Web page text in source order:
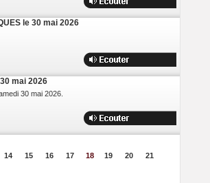
le 30 mai 2026
mai 2026
30 mai 2026.
14 15 16 17 18 19 20 21